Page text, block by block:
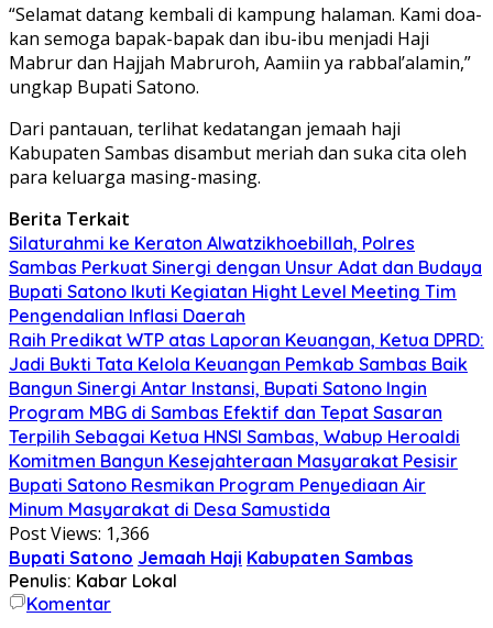
“Selamat datang kembali di kampung halaman. Kami doa-
kan semoga bapak-bapak dan ibu-ibu menjadi Haji
Mabrur dan Hajjah Mabruroh, Aamiin ya rabbal’alamin,”
ungkap Bupati Satono.
Dari pantauan, terlihat kedatangan jemaah haji
Kabupaten Sambas disambut meriah dan suka cita oleh
para keluarga masing-masing.
Berita Terkait
Silaturahmi ke Keraton Alwatzikhoebillah, Polres
Sambas Perkuat Sinergi dengan Unsur Adat dan Budaya
Bupati Satono Ikuti Kegiatan Hight Level Meeting Tim
Pengendalian Inflasi Daerah
Raih Predikat WTP atas Laporan Keuangan, Ketua DPRD:
Jadi Bukti Tata Kelola Keuangan Pemkab Sambas Baik
Bangun Sinergi Antar Instansi, Bupati Satono Ingin
Program MBG di Sambas Efektif dan Tepat Sasaran
Terpilih Sebagai Ketua HNSI Sambas, Wabup Heroaldi
Komitmen Bangun Kesejahteraan Masyarakat Pesisir
Bupati Satono Resmikan Program Penyediaan Air
Minum Masyarakat di Desa Samustida
Post Views: 1,366
Bupati Satono Jemaah Haji Kabupaten Sambas
Penulis: Kabar Lokal
Komentar